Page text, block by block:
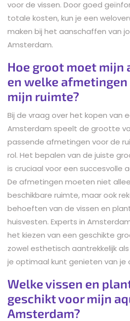
voor de vissen. Door goed
totale kosten, kun je een
maken bij het aanschaffen van
Amsterdam.
Hoe groot moet mijn
en welke afmetingen
mijn ruimte?
Bij de vraag over het kopen van
Amsterdam speelt de grootte
passende afmetingen voor de
rol. Het bepalen van de juiste
is cruciaal voor een succesvolle
De afmetingen moeten niet
beschikbare ruimte, maar ook
behoeften van de vissen en
huisvesten. Experts in
het kiezen van een geschikte
zowel esthetisch aantrekkelijk
je optimaal kunt genieten van je
Welke vissen en
geschikt voor mijn
Amsterdam?